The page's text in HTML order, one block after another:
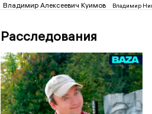
Владимир Алексеевич Куимов Владимир
Расследования